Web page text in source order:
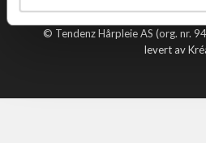
Handle hos oss
© Tendenz Hårpleie AS (org. nr.
levert av